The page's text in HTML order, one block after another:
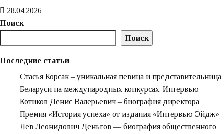
28.04.2026
Поиск
Поиск
Последние статьи
Стасья Корсак – уникальная певица и представительница
Беларуси на международных конкурсах. Интервью
Котиков Денис Валерьевич – биография директора
Премия «‎История успеха» от издания «‎Интервью Эйдж»‎‎
Лев Леонидович Деньгов — биография общественного